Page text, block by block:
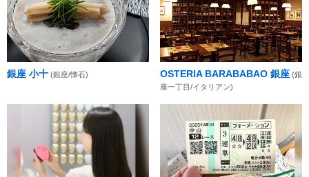
銀座 小十 (銀座/懐石) OSTERIA BARABABAO 銀座 (銀
座一丁目/イタリアン)